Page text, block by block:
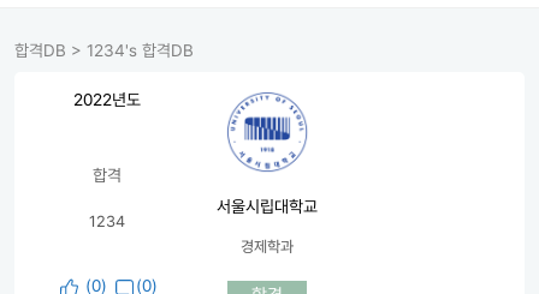
합격DB > 1234's 합격DB
2022년도
합격
1234
(0) (0)
서울시립대학교
경제학과